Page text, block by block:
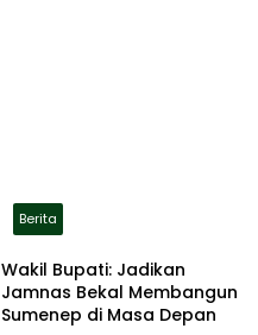
Berita
Wakil Bupati: Jadikan
Jamnas Bekal Membangun
Sumenep di Masa Depan